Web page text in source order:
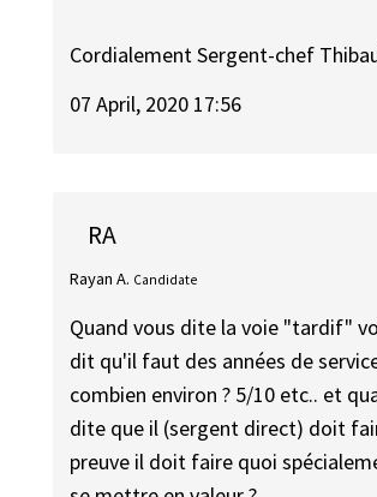
Cordialement Sergent-chef
07 April, 2020 17:56
RA
Rayan A. Candidate
Quand vous dite la voie "tardif"
dit qu'il faut des années de
combien environ ? 5/10 etc.. et
dite que il (sergent direct) doit
preuve il doit faire quoi